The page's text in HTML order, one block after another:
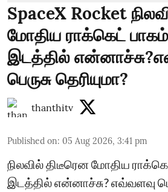
SpaceX Rocket
மோதிய ராக்கெட்
இடத்தில்
பெருசு தெரியுமா?
thanthitv
Published on: 05 Aug 2026, 3:41 pm
நிலவில் திடீரென மோதிய
இடத்தில் என்னாச்சு? எவ்வளவு